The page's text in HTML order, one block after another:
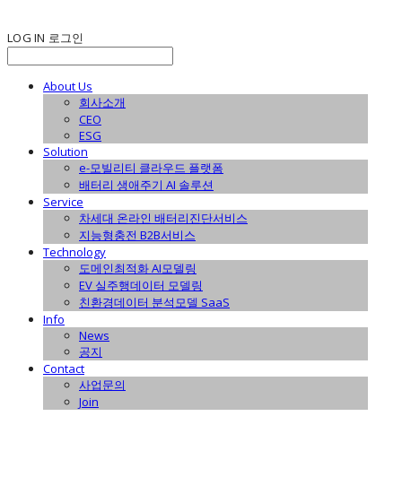
LOG IN 로그인
About Us
회사소개
CEO
ESG
Solution
e-모빌리티 클라우드 플랫폼
배터리 생애주기 AI 솔루션
Service
차세대 온라인 배터리진단서비스
지능형충전 B2B서비스
Technology
도메인최적화 AI모델링
EV 실주행데이터 모델링
친환경데이터 분석모델 SaaS
Info
News
공지
Contact
사업문의
Join